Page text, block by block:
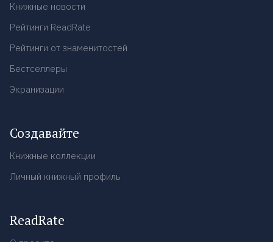
Книжные новости
Рейтинги ReadRate
Рейтинги от знаменитостей
Бестселлеры
Экранизации
Создавайте
Книжные коллекции
Личный книжный профиль
ReadRate